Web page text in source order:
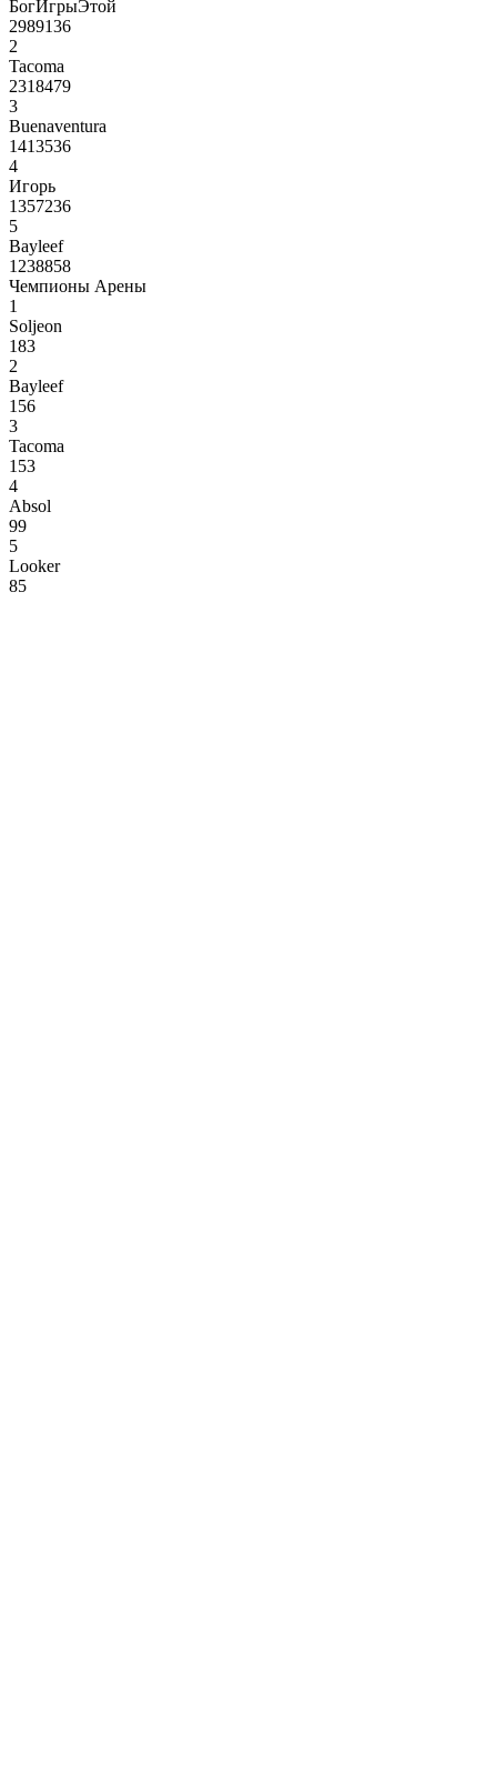
БогИгрыЭтой
2989136
2
Tacoma
2318479
3
Buenaventura
1413536
4
Игорь
1357236
5
Bayleef
1238858
Чемпионы Арены
1
Soljeon
183
2
Bayleef
156
3
Tacoma
153
4
Absol
99
5
Looker
85